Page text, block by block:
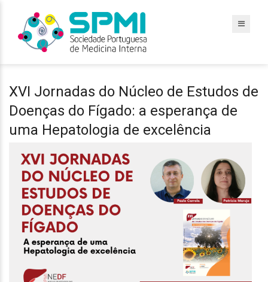
XVI Jornadas do Núcleo de Estudos de
Doenças do Fígado: a esperança de
uma Hepatologia de excelência